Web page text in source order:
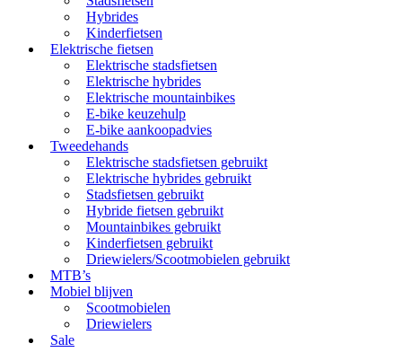
Hybrides
Kinderfietsen
Elektrische fietsen
Elektrische stadsfietsen
Elektrische hybrides
Elektrische mountainbikes
E-bike keuzehulp
E-bike aankoopadvies
Tweedehands
Elektrische stadsfietsen gebruikt
Elektrische hybrides gebruikt
Stadsfietsen gebruikt
Hybride fietsen gebruikt
Mountainbikes gebruikt
Kinderfietsen gebruikt
Driewielers/Scootmobielen gebruikt
MTB’s
Mobiel blijven
Scootmobielen
Driewielers
Sale